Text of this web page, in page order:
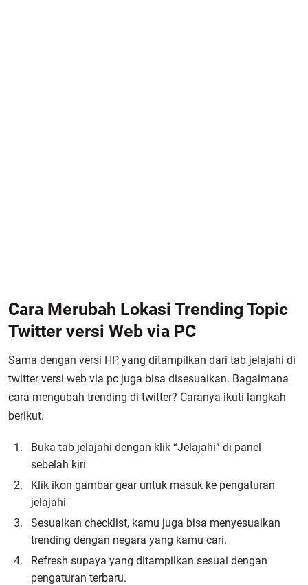
Cara Merubah Lokasi Trending Topic
Twitter versi Web via PC
Sama dengan versi HP, yang ditampilkan dari tab jelajahi di
twitter versi web via pc juga bisa disesuaikan. Bagaimana
cara mengubah trending di twitter? Caranya ikuti langkah
berikut.
Buka tab jelajahi dengan klik “Jelajahi” di panel
sebelah kiri
Klik ikon gambar gear untuk masuk ke pengaturan
jelajahi
Sesuaikan checklist, kamu juga bisa menyesuaikan
trending dengan negara yang kamu cari.
Refresh supaya yang ditampilkan sesuai dengan
pengaturan terbaru.